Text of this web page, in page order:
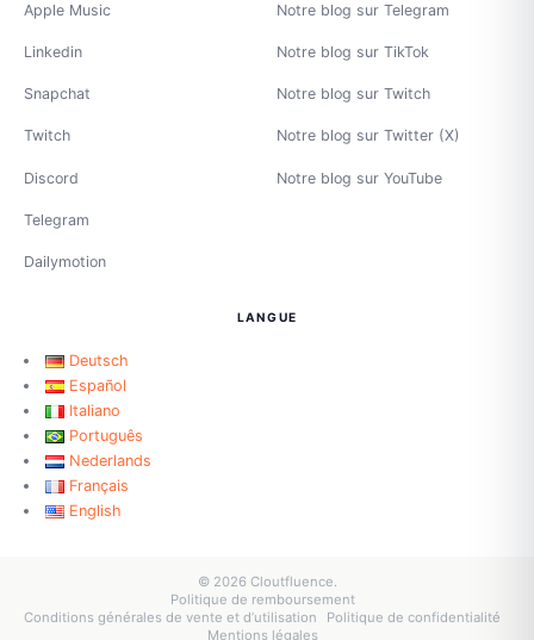
Apple Music
Linkedin
Snapchat
Twitch
Discord
Telegram
Dailymotion
Notre blog sur Telegram
Notre blog sur TikTok
Notre blog sur Twitch
Notre blog sur Twitter (X)
Notre blog sur YouTube
LANGUE
Deutsch
Español
Italiano
Português
Nederlands
Français
English
© 2026 Cloutfluence.
Politique de remboursement
Conditions générales de vente et d’utilisation
Politique de confidentialité
Mentions légales